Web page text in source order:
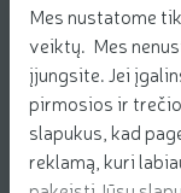
Mes nustatome
veiktų. Mes
įjungsite. Jei
pirmosios ir
slapukus, kad
reklamą, kuri